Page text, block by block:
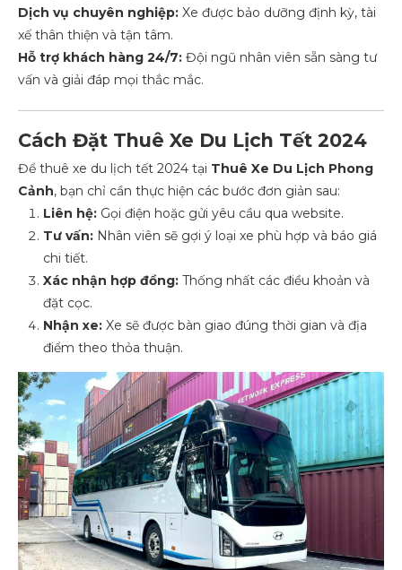
Dịch vụ chuyên nghiệp: Xe được bảo dưỡng định kỳ, tài
xế thân thiện và tận tâm.
Hỗ trợ khách hàng 24/7: Đội ngũ nhân viên sẵn sàng tư
vấn và giải đáp mọi thắc mắc.
Cách Đặt Thuê Xe Du Lịch Tết 2024
Để thuê xe du lịch tết 2024 tại Thuê Xe Du Lịch Phong
Cảnh, bạn chỉ cần thực hiện các bước đơn giản sau:
Liên hệ: Gọi điện hoặc gửi yêu cầu qua website.
Tư vấn: Nhân viên sẽ gợi ý loại xe phù hợp và báo giá
chi tiết.
Xác nhận hợp đồng: Thống nhất các điều khoản và
đặt cọc.
Nhận xe: Xe sẽ được bàn giao đúng thời gian và địa
điểm theo thỏa thuận.